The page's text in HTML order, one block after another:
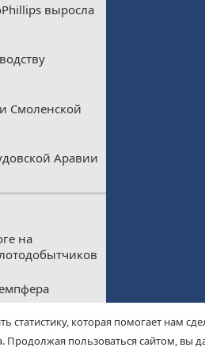
выросла
Смоленской
Аравии
на
для малыхкоторая помогает нам
Продолжая пользоваться сайтом, вы